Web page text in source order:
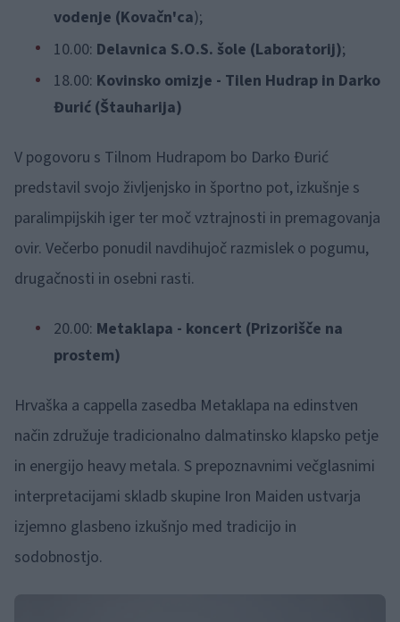
vodenje (Kovačn'ca);
10.00: Delavnica S.O.S. šole (Laboratorij);
18.00: Kovinsko omizje - Tilen Hudrap in Darko
Đurić (Štauharija)
V pogovoru s Tilnom Hudrapom bo Darko Đurić
predstavil svojo življenjsko in športno pot, izkušnje s
paralimpijskih iger ter moč vztrajnosti in premagovanja
ovir. Večerbo ponudil navdihujoč razmislek o pogumu,
drugačnosti in osebni rasti.
20.00: Metaklapa - koncert (Prizorišče na
prostem)
Hrvaška a cappella zasedba Metaklapa na edinstven
način združuje tradicionalno dalmatinsko klapsko petje
in energijo heavy metala. S prepoznavnimi večglasnimi
interpretacijami skladb skupine Iron Maiden ustvarja
izjemno glasbeno izkušnjo med tradicijo in
sodobnostjo.